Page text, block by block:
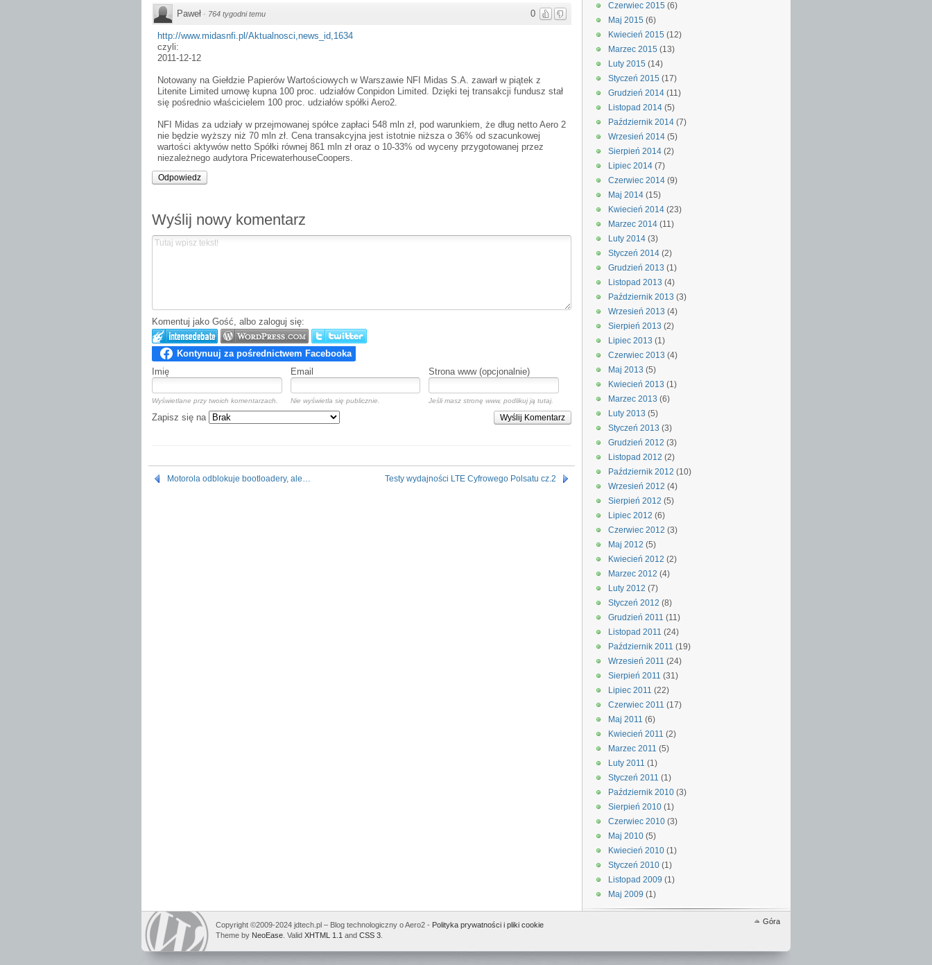
0
Paweł · 764 tygodni temu
http://www.midasnfi.pl/Aktualnosci,news_id,1634
czyli:
2011-12-12
Notowany na Giełdzie Papierów Wartościowych w Warszawie NFI Midas S.A. zawarł w piątek z
Litenite Limited umowę kupna 100 proc. udziałów Conpidon Limited. Dzięki tej transakcji fundusz stał
się pośrednio właścicielem 100 proc. udziałów spółki Aero2.
NFI Midas za udziały w przejmowanej spółce zapłaci 548 mln zł, pod warunkiem, że dług netto Aero 2
nie będzie wyższy niż 70 mln zł. Cena transakcyjna jest istotnie niższa o 36% od szacunkowej
wartości aktywów netto Spółki równej 861 mln zł oraz o 10-33% od wyceny przygotowanej przez
niezależnego audytora PricewaterhouseCoopers.
Odpowiedz
Wyślij nowy komentarz
Komentuj jako Gość, albo zaloguj się:
Imię Email Strona www (opcjonalnie)
Wyświetlane przy twoich komentarzach. Nie wyświetla się publicznie. Jeśli masz stronę www, podlikuj ją tutaj.
Wyślij Komentarz
Zapisz się na
Motorola odblokuje bootloadery, ale… Testy wydajności LTE Cyfrowego Polsatu cz.2
Czerwiec 2015 (6)
Maj 2015 (6)
Kwiecień 2015 (12)
Marzec 2015 (13)
Luty 2015 (14)
Styczeń 2015 (17)
Grudzień 2014 (11)
Listopad 2014 (5)
Październik 2014 (7)
Wrzesień 2014 (5)
Sierpień 2014 (2)
Lipiec 2014 (7)
Czerwiec 2014 (9)
Maj 2014 (15)
Kwiecień 2014 (23)
Marzec 2014 (11)
Luty 2014 (3)
Styczeń 2014 (2)
Grudzień 2013 (1)
Listopad 2013 (4)
Październik 2013 (3)
Wrzesień 2013 (4)
Sierpień 2013 (2)
Lipiec 2013 (1)
Czerwiec 2013 (4)
Maj 2013 (5)
Kwiecień 2013 (1)
Marzec 2013 (6)
Luty 2013 (5)
Styczeń 2013 (3)
Grudzień 2012 (3)
Listopad 2012 (2)
Październik 2012 (10)
Wrzesień 2012 (4)
Sierpień 2012 (5)
Lipiec 2012 (6)
Czerwiec 2012 (3)
Maj 2012 (5)
Kwiecień 2012 (2)
Marzec 2012 (4)
Luty 2012 (7)
Styczeń 2012 (8)
Grudzień 2011 (11)
Listopad 2011 (24)
Październik 2011 (19)
Wrzesień 2011 (24)
Sierpień 2011 (31)
Lipiec 2011 (22)
Czerwiec 2011 (17)
Maj 2011 (6)
Kwiecień 2011 (2)
Marzec 2011 (5)
Luty 2011 (1)
Styczeń 2011 (1)
Październik 2010 (3)
Sierpień 2010 (1)
Czerwiec 2010 (3)
Maj 2010 (5)
Kwiecień 2010 (1)
Styczeń 2010 (1)
Listopad 2009 (1)
Maj 2009 (1)
Góra
Copyright ©2009-2024 jdtech.pl – Blog technologiczny o Aero2 - Polityka prywatności i pliki cookie
Theme by NeoEase . Valid XHTML 1.1 and CSS 3